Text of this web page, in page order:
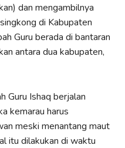
dan mengambilnya
di Kabupaten
Guru berada di bantaran
antara dua kabupaten,
Guru Ishaq berjalan
kemarau harus
meski menantang maut
itu dilakukan di waktu